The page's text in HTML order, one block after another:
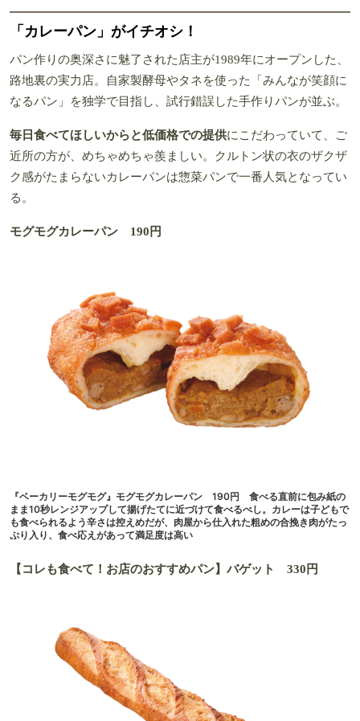
「カレーパン」がイチオシ！
パン作りの奥深さに魅了された店主が1989年にオープンした、
路地裏の実力店。自家製酵母やタネを使った「みんなが笑顔に
なるパン」を独学で目指し、試行錯誤した手作りパンが並ぶ。
毎日食べてほしいからと低価格での提供にこだわっていて、ご
近所の方が、めちゃめちゃ羨ましい。クルトン状の衣のザクザ
ク感がたまらないカレーパンは惣菜パンで一番人気となってい
る。
モグモグカレーパン 190円
『ベーカリーモグモグ』モグモグカレーパン 190円 食べる直前に包み紙の
まま10秒レンジアップして揚げたてに近づけて食べるべし。カレーは子どもで
も食べられるよう辛さは控えめだが、肉屋から仕入れた粗めの合挽き肉がたっ
ぷり入り、食べ応えがあって満足度は高い
【コレも食べて！お店のおすすめパン】バゲット 330円